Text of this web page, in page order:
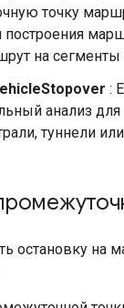
точку
на сегменты
:
анализ для
туннели
остановку на